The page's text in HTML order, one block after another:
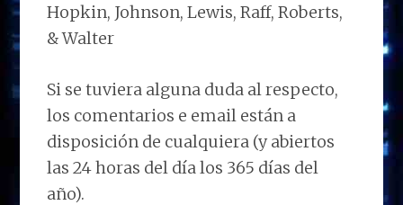
Hopkin, Johnson, Lewis, Raff, Roberts,
& Walter
Si se tuviera alguna duda al respecto,
los comentarios e email están a
disposición de cualquiera (y abiertos
las 24 horas del día los 365 días del
año).